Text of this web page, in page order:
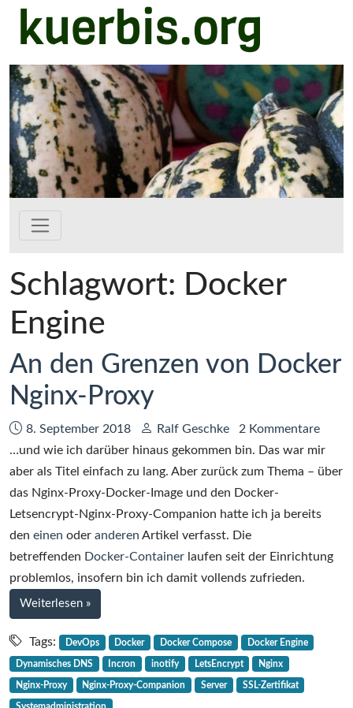
Zum Hauptinhalt springen
kuerbis.org
Schlagwort: Docker
Engine
An den Grenzen von Docker
Nginx-Proxy
Datum:
8. September 2018 Autor:
Ralf Geschke
2 Kommentare
…und wie ich darüber hinaus gekommen bin. Das war mir
aber als Titel einfach zu lang. Aber zurück zum Thema – über
das Nginx-Proxy-Docker-Image und den Docker-
Letsencrypt-Nginx-Proxy-Companion hatte ich ja bereits
den einen oder anderen Artikel verfasst. Die
betreffenden Docker-Container laufen seit der Einrichtung
problemlos, insofern bin ich damit vollends zufrieden.
Weiterlesen bei
An
den
Grenzen
von
Docker
»
Tags: DevOps Docker Docker Compose Docker Engine
Dynamisches DNS Incron inotify LetsEncrypt Nginx
Nginx-Proxy Nginx-Proxy-Companion Server SSL-Zertifikat